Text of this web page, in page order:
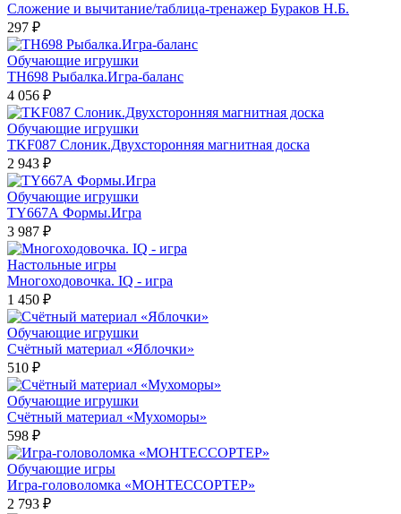
Сложение и вычитание/таблица-тренажер Бураков Н.Б.
297 ₽
Обучающие игрушки
TH698 Рыбалка.Игра-баланс
4 056 ₽
Обучающие игрушки
TKF087 Слоник.Двухсторонняя магнитная доска
2 943 ₽
Обучающие игрушки
TY667А Формы.Игра
3 987 ₽
Настольные игры
Многоходовочка. IQ - игра
1 450 ₽
Обучающие игрушки
Счётный материал «Яблочки»
510 ₽
Обучающие игрушки
Счётный материал «Мухоморы»
598 ₽
Обучающие игры
Игра-головоломка «МОНТЕССОРТЕР»
2 793 ₽